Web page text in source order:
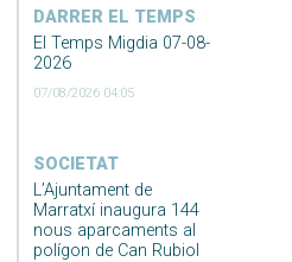
DARRER EL TEMPS
El Temps Migdia 07-08-
2026
07/08/2026 04:05
SOCIETAT
L’Ajuntament de
Marratxí inaugura 144
nous aparcaments al
polígon de Can Rubiol